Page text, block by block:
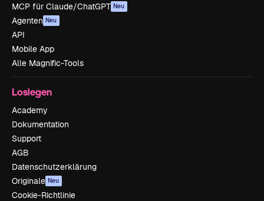
MCP für Claude/ChatGPT Neu
Agenten Neu
API
Mobile App
Alle Magnific-Tools
Loslegen
Academy
Dokumentation
Support
AGB
Datenschutzerklärung
Originale Neu
Cookie-Richtlinie